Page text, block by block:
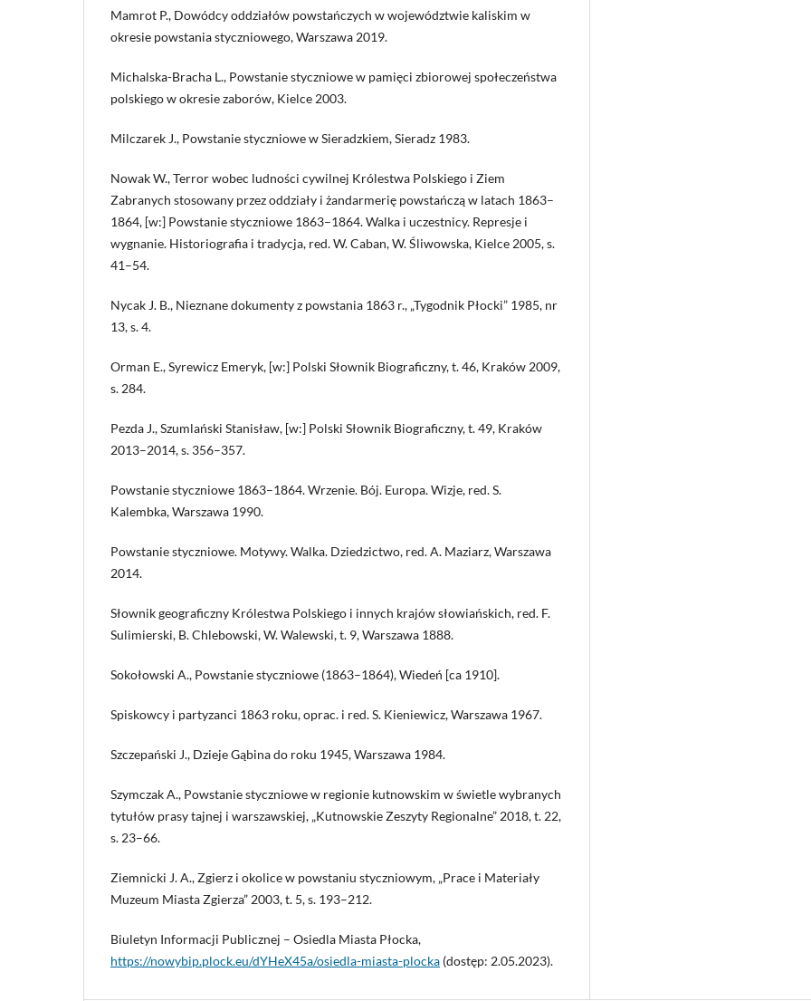
Mamrot P., Dowódcy oddziałów powstańczych w województwie kaliskim w
okresie powstania styczniowego, Warszawa 2019.
Michalska-Bracha L., Powstanie styczniowe w pamięci zbiorowej społeczeństwa
polskiego w okresie zaborów, Kielce 2003.
Milczarek J., Powstanie styczniowe w Sieradzkiem, Sieradz 1983.
Nowak W., Terror wobec ludności cywilnej Królestwa Polskiego i Ziem
Zabranych stosowany przez oddziały i żandarmerię powstańczą w latach 1863–
1864, [w:] Powstanie styczniowe 1863–1864. Walka i uczestnicy. Represje i
wygnanie. Historiografia i tradycja, red. W. Caban, W. Śliwowska, Kielce 2005, s.
41–54.
Nycak J. B., Nieznane dokumenty z powstania 1863 r., „Tygodnik Płocki” 1985, nr
13, s. 4.
Orman E., Syrewicz Emeryk, [w:] Polski Słownik Biograficzny, t. 46, Kraków 2009,
s. 284.
Pezda J., Szumlański Stanisław, [w:] Polski Słownik Biograficzny, t. 49, Kraków
2013–2014, s. 356–357.
Powstanie styczniowe 1863–1864. Wrzenie. Bój. Europa. Wizje, red. S.
Kalembka, Warszawa 1990.
Powstanie styczniowe. Motywy. Walka. Dziedzictwo, red. A. Maziarz, Warszawa
2014.
Słownik geograficzny Królestwa Polskiego i innych krajów słowiańskich, red. F.
Sulimierski, B. Chlebowski, W. Walewski, t. 9, Warszawa 1888.
Sokołowski A., Powstanie styczniowe (1863–1864), Wiedeń [ca 1910].
Spiskowcy i partyzanci 1863 roku, oprac. i red. S. Kieniewicz, Warszawa 1967.
Szczepański J., Dzieje Gąbina do roku 1945, Warszawa 1984.
Szymczak A., Powstanie styczniowe w regionie kutnowskim w świetle wybranych
tytułów prasy tajnej i warszawskiej, „Kutnowskie Zeszyty Regionalne” 2018, t. 22,
s. 23–66.
Ziemnicki J. A., Zgierz i okolice w powstaniu styczniowym, „Prace i Materiały
Muzeum Miasta Zgierza” 2003, t. 5, s. 193–212.
Biuletyn Informacji Publicznej – Osiedla Miasta Płocka,
https://nowybip.plock.eu/dYHeX45a/osiedla-miasta-plocka (dostęp: 2.05.2023).